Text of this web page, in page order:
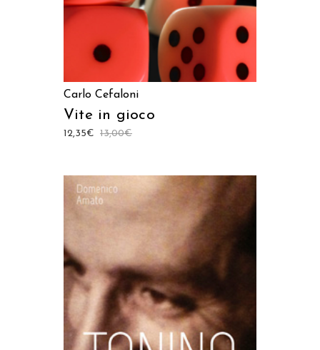
Carlo Cefaloni
Vite in gioco
13,00€
12,35€
AGGIUNGI AL CARRELLO